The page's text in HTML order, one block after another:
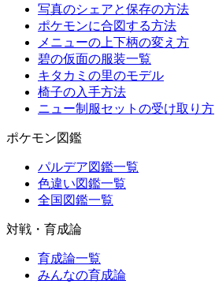
写真のシェアと保存の方法
ポケモンに合図する方法
メニューの上下柄の変え方
碧の仮面の服装一覧
キタカミの里のモデル
椅子の入手方法
ニュー制服セットの受け取り方
ポケモン図鑑
パルデア図鑑一覧
色違い図鑑一覧
全国図鑑一覧
対戦・育成論
育成論一覧
みんなの育成論